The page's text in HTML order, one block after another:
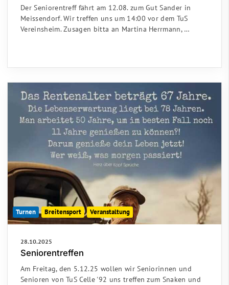
Der Seniorentreff fährt am 12.08. zum Gut Sander in
Meissendorf. Wir treffen uns um 14:00 vor dem TuS
Vereinsheim. Zusagen bitta an Martina Herrmann, …
Turnen Breitensport Veranstaltung
28.10.2025
Seniorentreffen
Am Freitag, den 5.12.25 wollen wir Seniorinnen und
Senioren von TuS Celle '92 uns treffen zum Snaken und